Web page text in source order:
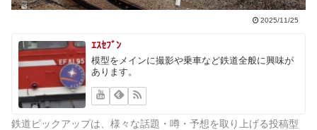
2025/11/25
ｴｽｾﾌﾞﾝ
模型をメインに撮影や乗車など鉄道全般に興味が
あります。
鉄道ピックアップは、様々な話題・噂・予想を取り上げる投稿型